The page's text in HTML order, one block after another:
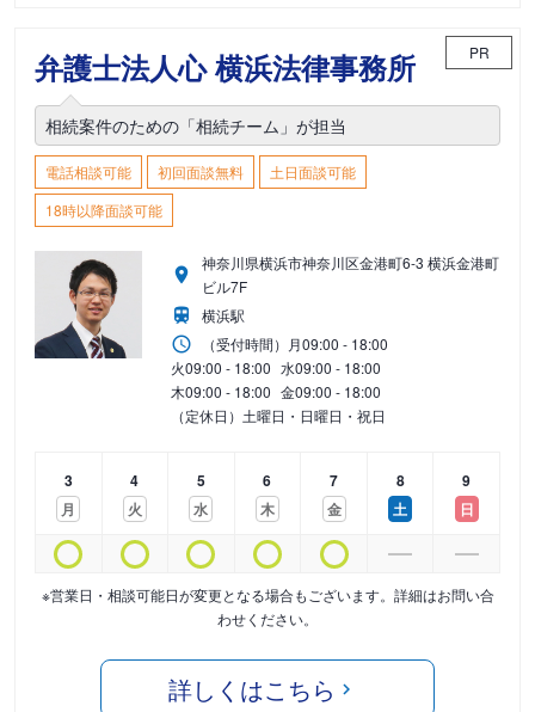
弁護士法人心 横浜法律事務所 PR
相続案件のための「相続チーム」が担当
電話相談可能 初回面談無料
土日面談可能
18時以降面談可能
神奈川県横浜市神奈川区金港町6-3 横浜金港町
ビル7F
横浜駅
（受付時間） 月09:00 - 18:00
火09:00 - 18:00 水09:00 - 18:00
木09:00 - 18:00 金09:00 - 18:00
（定休日）土曜日・日曜日・祝日
3
月
4
火
5
水
6
木
7
金
8
土
9
日
※営業日・相談可能日が変更となる場合もございます。詳細はお問い合
わせください。
詳しくはこちら